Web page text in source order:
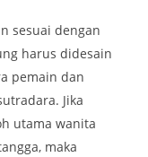
sesuai dengan
harus didesain
pemain dan
Jika
utama wanita
maka